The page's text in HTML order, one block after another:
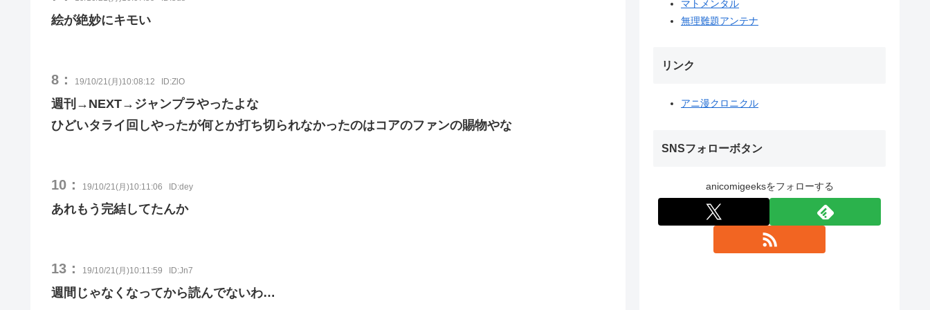
絵が絶妙にキモい
8： 19/10/21(月)10:08:12 ID:ZlO
週刊→NEXT→ジャンプラやったよな
ひどいタライ回しやったが何とか打ち切られなかったのはコアのファンの賜物やな
10： 19/10/21(月)10:11:06 ID:dey
あれもう完結してたんか
13： 19/10/21(月)10:11:59 ID:Jn7
週間じゃなくなってから読んでないわ…
マトメンタル
無理難題アンテナ
リンク
アニ漫クロニクル
SNSフォローボタン
anicomigeeksをフォローする